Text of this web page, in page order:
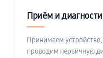
Приём и
Принимаем
проводим первичную